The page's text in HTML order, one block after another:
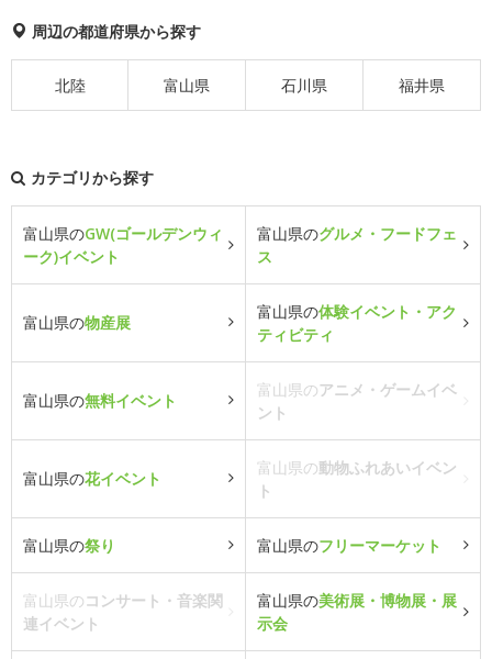
周辺の都道府県から探す
北陸 富山県 石川県 福井県
カテゴリから探す
富山県のGW(ゴールデンウィ
ーク)イベント
富山県のグルメ・フードフェ
ス
富山県の物産展
富山県の体験イベント・アク
ティビティ
富山県の無料イベント
富山県のアニメ・ゲームイベ
ント
富山県の花イベント
富山県の動物ふれあいイベン
ト
富山県の祭り 富山県のフリーマーケット
富山県のコンサート・音楽関
連イベント
富山県の美術展・博物展・展
示会